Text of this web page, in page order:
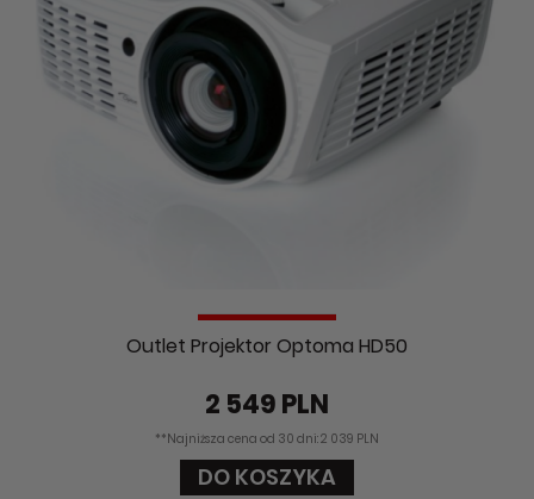
Outlet Projektor Optoma HD50
2 549 PLN
**Najniższa cena od 30 dni: 2 039 PLN
DO KOSZYKA